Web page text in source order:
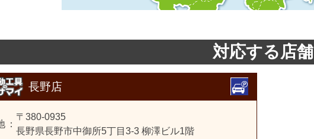
対応する店舗
長野店
：
〒380-0935
長野県長野市中御所5丁目3-3 柳澤ビル1階